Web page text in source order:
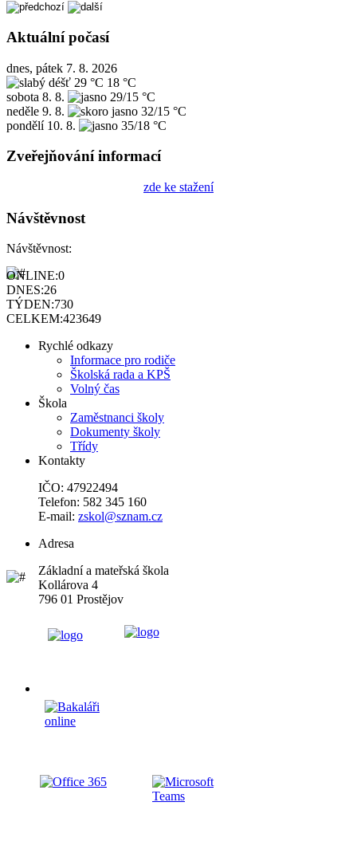
Aktuální počasí
dnes, pátek 7. 8. 2026
29 °C 18 °C
sobota 8. 8.
29/15 °C
neděle 9. 8.
32/15 °C
pondělí 10. 8. 35/18 °C
Zveřejňování informací
zde ke stažení
Návštěvnost
Návštěvnost:
ONLINE:0
DNES:26
TÝDEN:730
CELKEM:423649
Rychlé odkazy
Informace pro rodiče
Školská rada a KPŠ
Volný čas
Škola
Zaměstnanci školy
Dokumenty školy
Třídy
Kontakty
IČO: 47922494
Telefon: 582 345 160
E-mail: zskol@sznam.cz
Adresa
Základní a mateřská škola
Kollárova 4
796 01 Prostějov